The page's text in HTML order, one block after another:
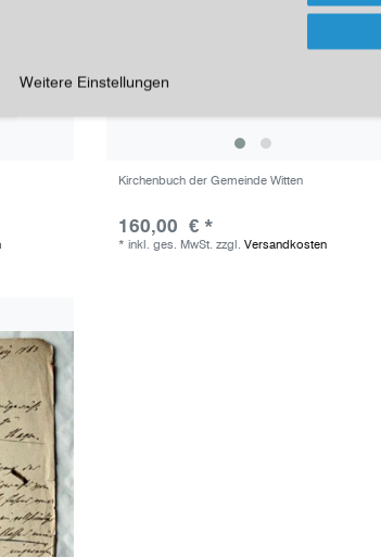
Kirchenbuch der Gemeinde Witten
160,00 € *
*inkl. ges. MwSt. zzgl.Versandkosten
Weitere Einstellungen